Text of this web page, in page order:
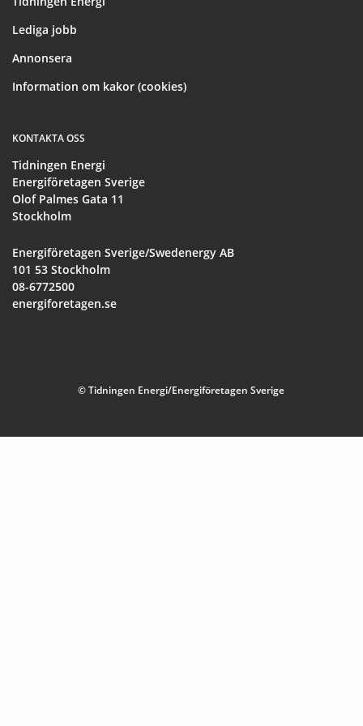
Lediga jobb
Annonsera
Information om kakor (cookies)
KONTAKTA OSS
Tidningen Energi
Energiföretagen Sverige
Olof Palmes Gata 11
Stockholm
Energiföretagen Sverige/Swedenergy AB
101 53 Stockholm
08-6772500
energiforetagen.se
© Tidningen Energi/Energiföretagen Sverige